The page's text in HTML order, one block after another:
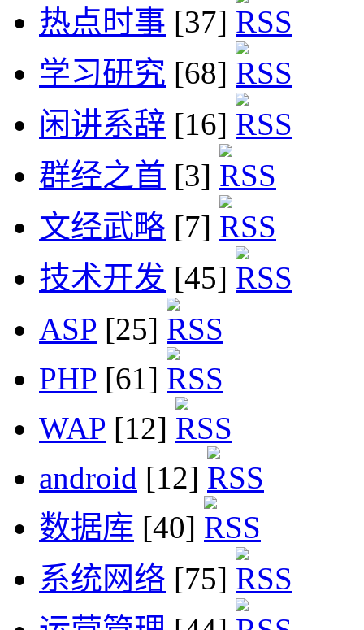
热点时事 [37]
学习研究 [68]
闲讲系辞 [16]
群经之首 [3]
文经武略 [7]
技术开发 [45]
ASP [25]
PHP [61]
WAP [12]
android [12]
数据库 [40]
系统网络 [75]